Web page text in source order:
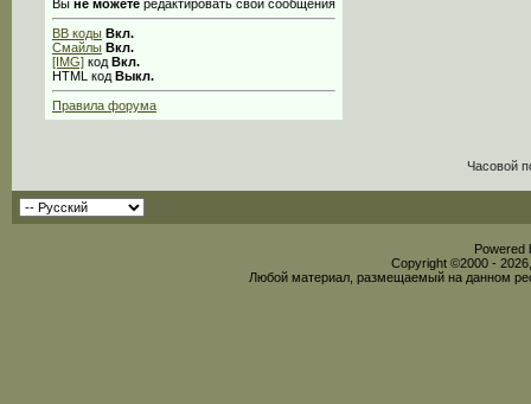
Вы не можете редактировать свои сообщения
BB коды Вкл.
Смайлы Вкл.
[IMG] код Вкл.
HTML код Выкл.
Правила форума
Часовой
Powered
Copyright ©2000 -
Любой материал, размещаемый на данном